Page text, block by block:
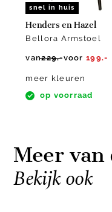
snel in huis
Henders en Hazel
Bellora Armstoel
van229.-voor 199.-
meer kleuren
op voorraad
Meer van
Bekijk ook